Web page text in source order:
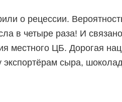
о рецессии.
в четыре раза! И
местного ЦБ. Дорогая
экспортёрам сыра,